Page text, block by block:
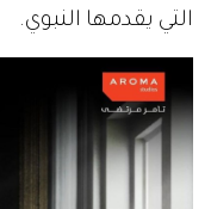
التي يقدمها النبوي.